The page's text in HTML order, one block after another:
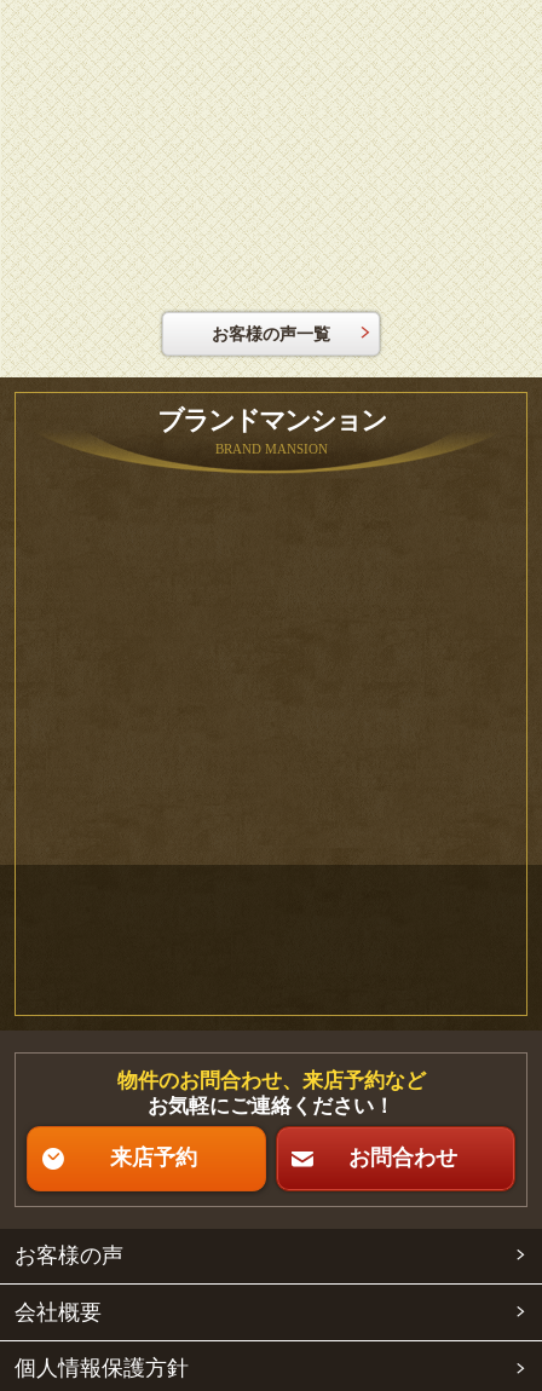
お客様の声一覧
ブランドマンション
BRAND MANSION
物件のお問合わせ、来店予約など
お気軽にご連絡ください！
来店予約 お問合わせ
お客様の声
会社概要
個人情報保護方針